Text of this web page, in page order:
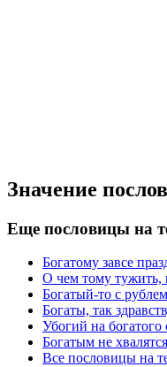
Значение
Еще пословицы на
Богатому завсе
О чем тому тужить,
Богатый-то с
Богаты, так
Убогий на богатого
Богатым не
Все пословицы на